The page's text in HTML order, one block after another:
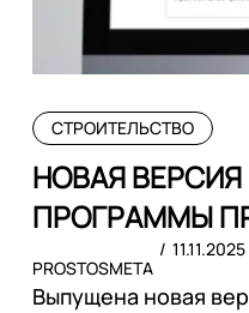
СТРОИТЕЛЬСТВО
НОВАЯ
ПРОГРАММЫ
PROSTOSMETA
11.11.2025
Выпущена новая